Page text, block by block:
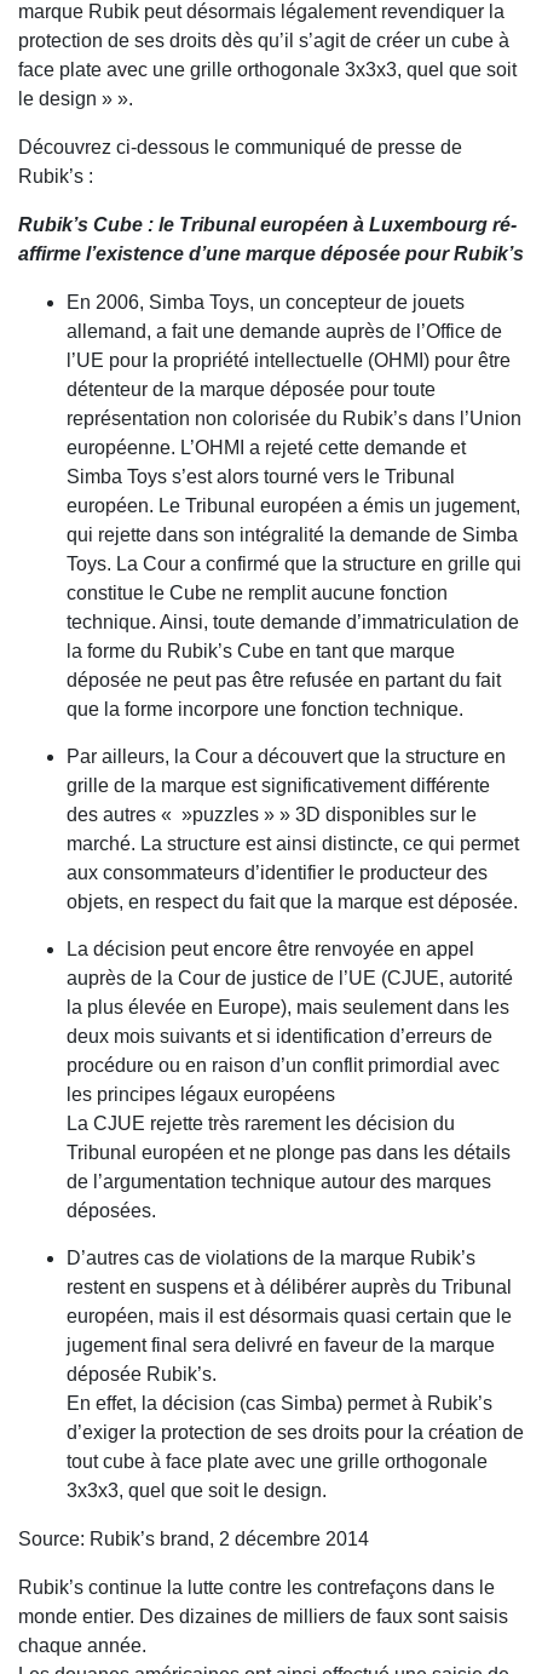
marque Rubik peut désormais légalement revendiquer la
protection de ses droits dès qu’il s’agit de créer un cube à
face plate avec une grille orthogonale 3x3x3, quel que soit
le design » ».
Découvrez ci-dessous le communiqué de presse de
Rubik’s :
Rubik’s Cube : le Tribunal européen à Luxembourg ré-
affirme l’existence d’une marque déposée pour Rubik’s
En 2006, Simba Toys, un concepteur de jouets
allemand, a fait une demande auprès de l’Office de
l’UE pour la propriété intellectuelle (OHMI) pour être
détenteur de la marque déposée pour toute
représentation non colorisée du Rubik’s dans l’Union
européenne. L’OHMI a rejeté cette demande et
Simba Toys s’est alors tourné vers le Tribunal
européen. Le Tribunal européen a émis un jugement,
qui rejette dans son intégralité la demande de Simba
Toys. La Cour a confirmé que la structure en grille qui
constitue le Cube ne remplit aucune fonction
technique. Ainsi, toute demande d’immatriculation de
la forme du Rubik’s Cube en tant que marque
déposée ne peut pas être refusée en partant du fait
que la forme incorpore une fonction technique.
Par ailleurs, la Cour a découvert que la structure en
grille de la marque est significativement différente
des autres « »puzzles » » 3D disponibles sur le
marché. La structure est ainsi distincte, ce qui permet
aux consommateurs d’identifier le producteur des
objets, en respect du fait que la marque est déposée.
La décision peut encore être renvoyée en appel
auprès de la Cour de justice de l’UE (CJUE, autorité
la plus élevée en Europe), mais seulement dans les
deux mois suivants et si identification d’erreurs de
procédure ou en raison d’un conflit primordial avec
les principes légaux européens
La CJUE rejette très rarement les décision du
Tribunal européen et ne plonge pas dans les détails
de l’argumentation technique autour des marques
déposées.
D’autres cas de violations de la marque Rubik’s
restent en suspens et à délibérer auprès du Tribunal
européen, mais il est désormais quasi certain que le
jugement final sera delivré en faveur de la marque
déposée Rubik’s.
En effet, la décision (cas Simba) permet à Rubik’s
d’exiger la protection de ses droits pour la création de
tout cube à face plate avec une grille orthogonale
3x3x3, quel que soit le design.
Source: Rubik’s brand, 2 décembre 2014
Rubik’s continue la lutte contre les contrefaçons dans le
monde entier. Des dizaines de milliers de faux sont saisis
chaque année.